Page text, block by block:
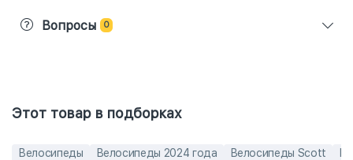
Вопросы 0
Этот товар в подборках
Велосипеды Велосипеды 2024 года Велосипеды Scott